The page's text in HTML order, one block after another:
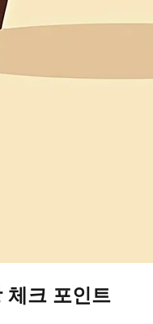
체크 포인트